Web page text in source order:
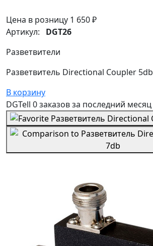
Цена в розницу 1 650 ₽
Артикул: DGT26
Разветвители
Разветвитель Directional Coupler 5db
В корзину
DGTell 0 заказовза последний месяц